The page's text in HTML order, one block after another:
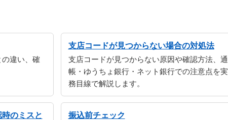
違い、確
支店コードが見つからない場合の対処法
支店コードが見つからない原因や確認方法、通
帳・ゆうちょ銀行・ネット銀行での注意点を実
務目線で解説します。
のミスと
振込前チェック